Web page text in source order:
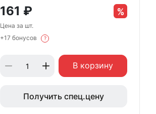
161 ₽
Цена за шт.
+17 бонусов
?
В корзину
Получить спец.цену